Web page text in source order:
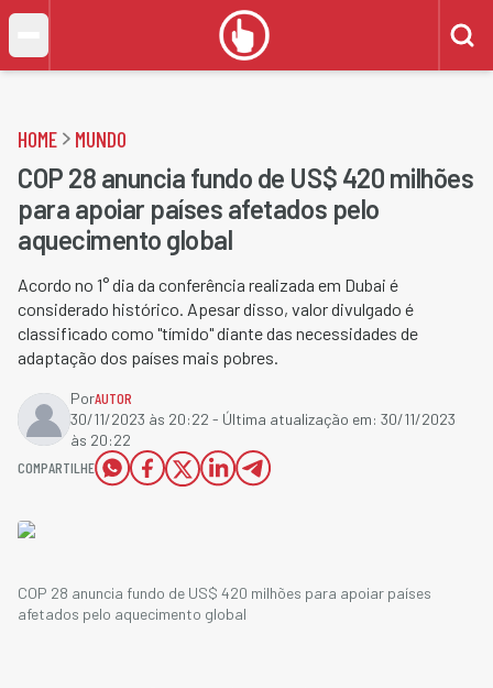
HOME MUNDO
COP 28 anuncia fundo de US$ 420 milhões
para apoiar países afetados pelo
aquecimento global
Acordo no 1° dia da conferência realizada em Dubai é
considerado histórico. Apesar disso, valor divulgado é
classificado como "tímido" diante das necessidades de
adaptação dos países mais pobres.
PorAUTOR
30/11/2023 às 20:22 - Última atualização em: 30/11/2023
às 20:22
COMPARTILHE
COP 28 anuncia fundo de US$ 420 milhões para apoiar países
afetados pelo aquecimento global